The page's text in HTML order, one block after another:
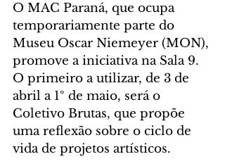
O MAC Paraná, que ocupa
temporariamente parte do
Museu Oscar Niemeyer (MON),
promove a iniciativa na Sala 9.
O primeiro a utilizar, de 3 de
abril a 1º de maio, será o
Coletivo Brutas, que propõe
uma reflexão sobre o ciclo de
vida de projetos artísticos.